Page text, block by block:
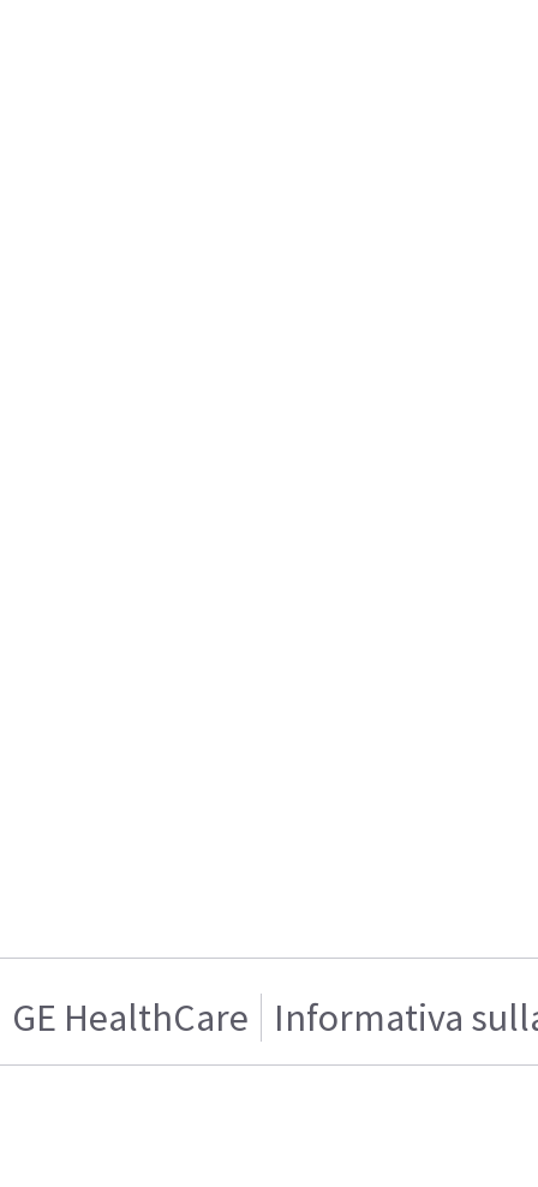
GE HealthCare Informativa